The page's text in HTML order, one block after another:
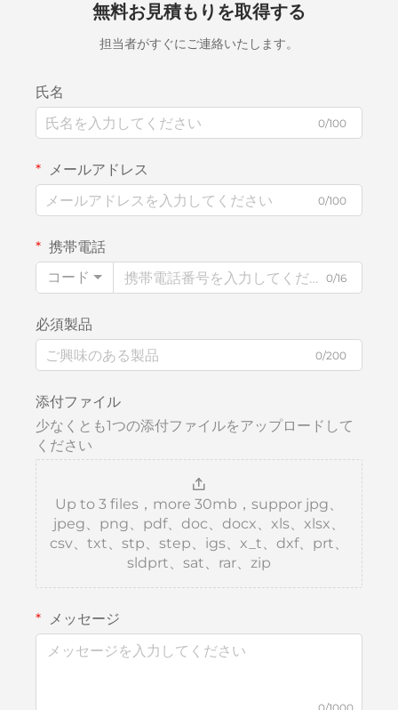
無料お見積もりを取得する
担当者がすぐにご連絡いたします。
氏名
0/100
メールアドレス
0/100
携帯電話
コード
0/16
必須製品
0/200
添付ファイル
少なくとも1つの添付ファイルをアップロードして
ください
Up to 3 files，more 30mb，suppor jpg、
jpeg、png、pdf、doc、docx、xls、xlsx、
csv、txt、stp、step、igs、x_t、dxf、prt、
sldprt、sat、rar、zip
メッセージ